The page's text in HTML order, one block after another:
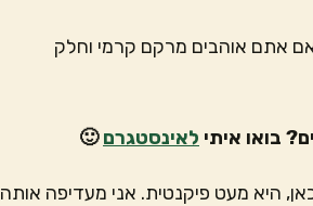
אתם אוהבים מרקם קרמי וחלק
בואו איתי לאינסטגרם🙂
היא מעט פיקנטית. אני מעדיפה אותה